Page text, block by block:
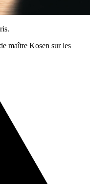
maître Kosen sur les